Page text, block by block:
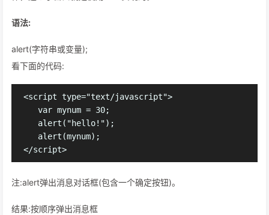
语法:
alert(字符串或变量);
看下面的代码:
<script type="text/javascript">
   var mynum = 30;
   alert("hello!");
   alert(mynum);
注:alert弹出消息对话框(包含一个确定按钮)。
结果:按顺序弹出消息框